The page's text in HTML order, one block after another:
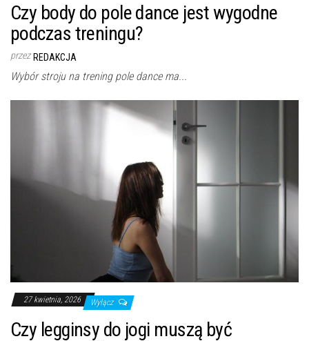
Czy body do pole dance jest wygodne
podczas treningu?
przez REDAKCJA
Wybór stroju na trening pole dance ma...
27 kwietnia, 2026 Wyłącz
Czy legginsy do jogi muszą być